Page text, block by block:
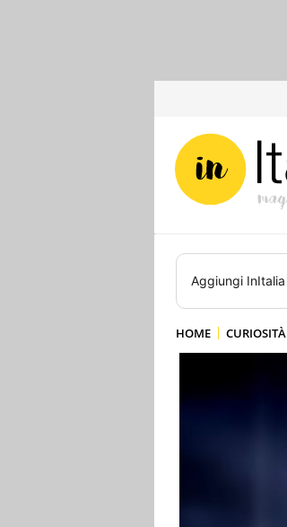
Aggiungi InItalia
HOME CURIOSITÀ